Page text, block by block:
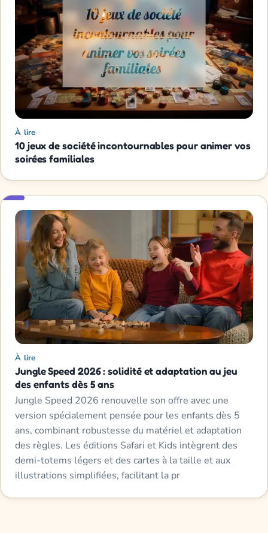
À lire
10 jeux de société incontournables pour animer vos
soirées familiales
À lire
Jungle Speed 2026 : solidité et adaptation au jeu
des enfants dès 5 ans
Jungle Speed 2026 renouvelle son offre avec une
version spécialement pensée pour les enfants dès 5
ans, combinant robustesse du matériel et adaptation
des règles. Les éditions Safari et Kids intègrent des
demi-totems légers et des cartes à la taille et aux
illustrations simplifiées, facilitant la pr